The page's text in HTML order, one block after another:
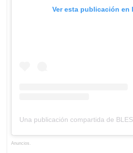
Ver esta publicación en
Una publicación compartida de
Anuncios.